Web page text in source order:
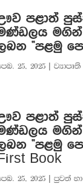
පළාත්
මගින්
“පළමු
25, 2025| ව්‍යාපෘති
පළාත්
මගින්
“පළමු
Book
25, 2025| පුවත්